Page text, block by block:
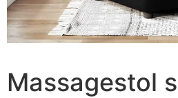
Massagestol